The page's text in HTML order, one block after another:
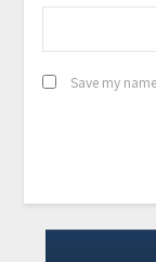
Save my